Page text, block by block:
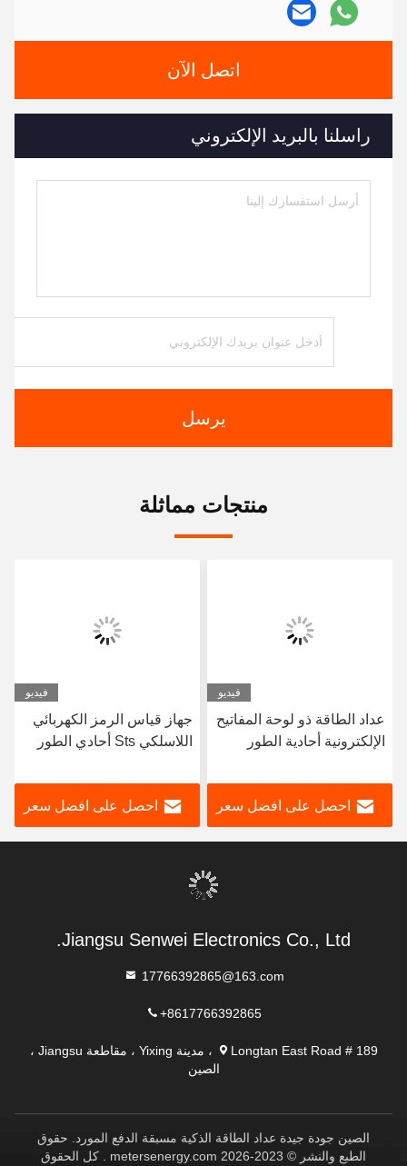
اتصل الآن
راسلنا بالبريد الإلكتروني
يرسل
منتجات مماثلة
فيديو
عداد الطاقة ذو لوحة المفاتيح
الإلكترونية أحادية الطور
احصل على افضل سعر
فيديو
جهاز قياس الرمز الكهربائي
اللاسلكي Sts أحادي الطور
احصل على افضل سعر
Jiangsu Senwei Electronics Co., Ltd.
17766392865@163.com
+8617766392865
Longtan East Road # 189 ، مدينة Yixing ، مقاطعة Jiangsu ،
الصين
الصين جودة جيدة عداد الطاقة الذكية مسبقة الدفع المورد. حقوق
الطبع والنشر © 2023-2026 metersenergy.com . كل الحقوق